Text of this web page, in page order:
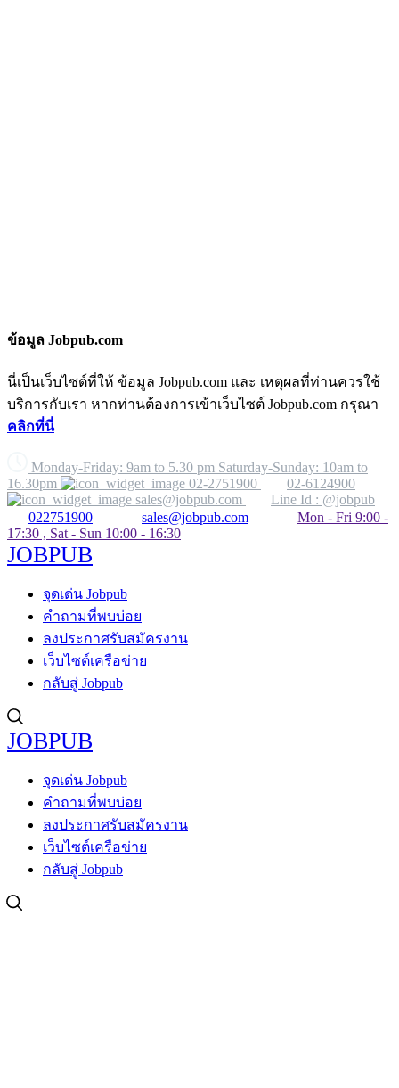
ข้อมูล Jobpub.com
นี่เป็นเว็บไซต์ที่ให้ ข้อมูล Jobpub.com และ เหตุผลที่ท่านควรใช้
บริการกับเรา หากท่านต้องการเข้าเว็บไซต์ Jobpub.com กรุณา
คลิกที่นี่
Monday-Friday: 9am to 5.30 pm Saturday-Sunday: 10am to
16.30pm
02-2751900
02-6124900
sales@jobpub.com
Line Id : @jobpub
022751900
sales@jobpub.com
Mon - Fri 9:00 -
17:30 , Sat - Sun 10:00 - 16:30
JOBPUB
จุดเด่น Jobpub
คำถามที่พบบ่อย
ลงประกาศรับสมัครงาน
เว็บไซต์เครือข่าย
กลับสู่ Jobpub
JOBPUB
จุดเด่น Jobpub
คำถามที่พบบ่อย
ลงประกาศรับสมัครงาน
เว็บไซต์เครือข่าย
กลับสู่ Jobpub